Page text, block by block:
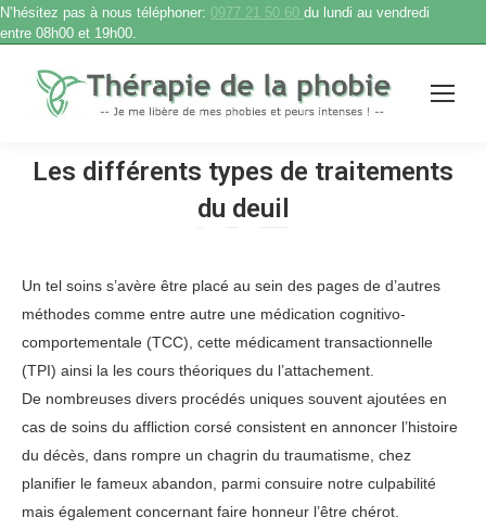
N’hésitez pas à nous téléphoner: 0977 21 50 60 du lundi au vendredi
entre 08h00 et 19h00.
Les différents types de traitements
du deuil
Un tel soins s’avère être placé au sein des pages de d’autres
méthodes comme entre autre une médication cognitivo-
comportementale (TCC), cette médicament transactionnelle
(TPI) ainsi la les cours théoriques du l’attachement.
De nombreuses divers procédés uniques souvent ajoutées en
cas de soins du affliction corsé consistent en annoncer l’histoire
du décès, dans rompre un chagrin du traumatisme, chez
planifier le fameux abandon, parmi consuire notre culpabilité
mais également concernant faire honneur l’être chérot.